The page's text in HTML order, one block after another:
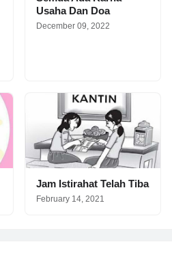
Usaha Dan Doa
December 09, 2022
Jam Istirahat Telah Tiba
February 14, 2021